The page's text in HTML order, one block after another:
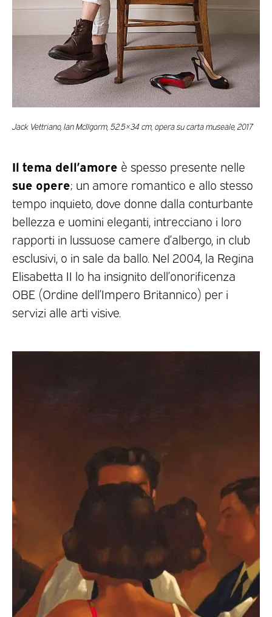
Jack Vettriano, Ian McIlgorm, 52.5×34 cm, opera su carta museale, 2017
Il tema dell’amore è spesso presente nelle
sue opere; un amore romantico e allo stesso
tempo inquieto, dove donne dalla conturbante
bellezza e uomini eleganti, intrecciano i loro
rapporti in lussuose camere d’albergo, in club
esclusivi, o in sale da ballo. Nel 2004, la Regina
Elisabetta II lo ha insignito dell’onorificenza
OBE (Ordine dell’Impero Britannico) per i
servizi alle arti visive.